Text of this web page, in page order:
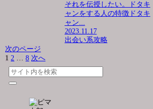
それを伝授したい。ドタキ
ャンをする人の特徴ドタキ
ャン...
2023.11.17
出会い系攻略
次のページ
1 2 … 8 次へ